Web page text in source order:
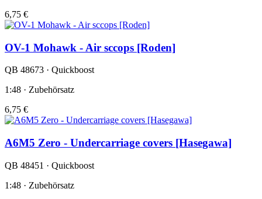
6,75 €
OV-1 Mohawk - Air sccops [Roden]
QB 48673 · Quickboost
1:48 · Zubehörsatz
6,75 €
A6M5 Zero - Undercarriage covers [Hasegawa]
QB 48451 · Quickboost
1:48 · Zubehörsatz